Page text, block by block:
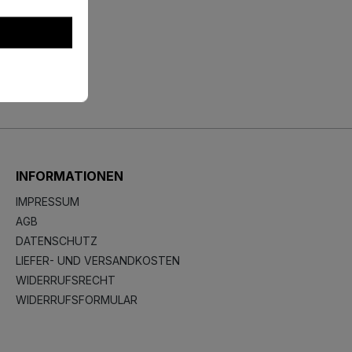
INFORMATIONEN
IMPRESSUM
AGB
DATENSCHUTZ
LIEFER- UND VERSANDKOSTEN
WIDERRUFSRECHT
WIDERRUFSFORMULAR